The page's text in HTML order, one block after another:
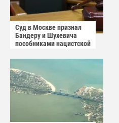
Суд в Москве признал
Бандеру и Шухевича
пособниками нацистской